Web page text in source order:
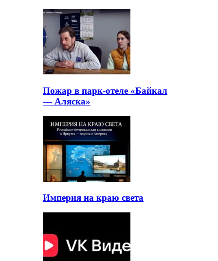
Пожар в парк-отеле «Байкал
— Аляска»
Империя на краю света